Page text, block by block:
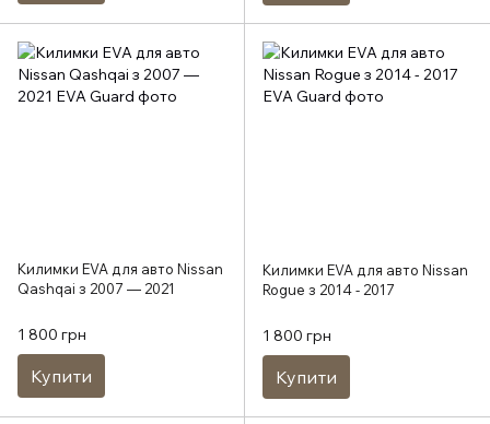
Килимки EVA для авто Nissan
Qashqai з 2007 — 2021
1 800 грн
Купити
Килимки EVA для авто Nissan
Rogue з 2014 - 2017
1 800 грн
Купити